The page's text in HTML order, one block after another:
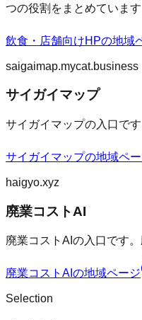
つの役割をまとめています
飲食・店舗向けHPの地域
saigaimap.mycat.business
サイガイマップ
サイガイマップの入口で
サイガイマップの地域ペ
haigyo.xyz
廃業コストAI
廃業コストAIの入口です
廃業コストAI の地域ページ
Selection